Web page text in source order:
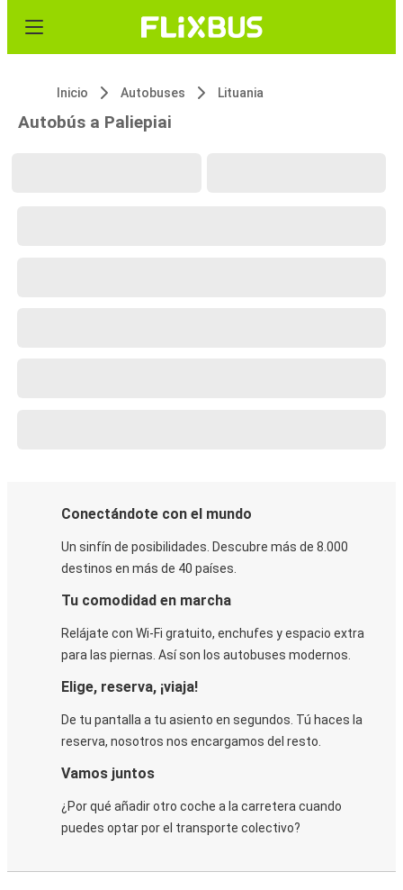
Inicio Autobuses Lituania
Autobús a Paliepiai
Conectándote con el mundo
Un sinfín de posibilidades. Descubre más de 8.000
destinos en más de 40 países.
Tu comodidad en marcha
Relájate con Wi-Fi gratuito, enchufes y espacio extra
para las piernas. Así son los autobuses modernos.
Elige, reserva, ¡viaja!
De tu pantalla a tu asiento en segundos. Tú haces la
reserva, nosotros nos encargamos del resto.
Vamos juntos
¿Por qué añadir otro coche a la carretera cuando
puedes optar por el transporte colectivo?